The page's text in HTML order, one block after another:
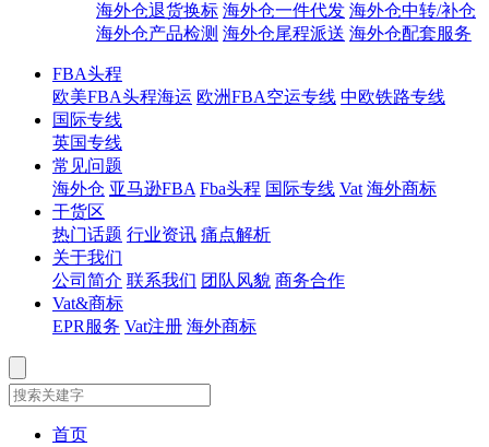
海外仓退货换标 海外仓一件代发 海外仓中转/补仓
海外仓产品检测 海外仓尾程派送 海外仓配套服务
FBA头程
欧美FBA头程海运 欧洲FBA空运专线 中欧铁路专线
国际专线
英国专线
常见问题
海外仓 亚马逊FBA Fba头程 国际专线 Vat 海外商标
干货区
热门话题 行业资讯 痛点解析
关于我们
公司简介 联系我们 团队风貌 商务合作
Vat&商标
EPR服务 Vat注册 海外商标
首页